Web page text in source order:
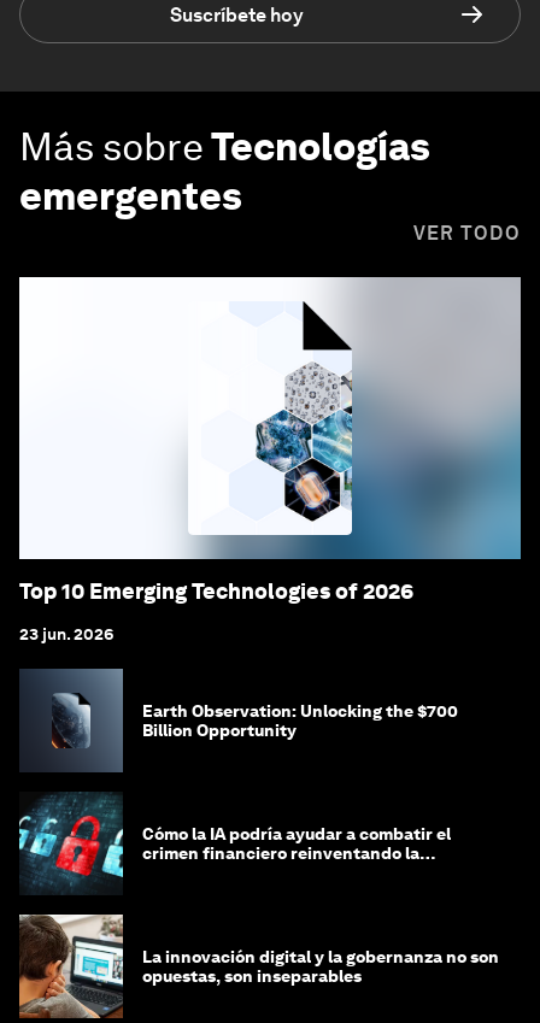
Suscríbete hoy
Más sobreTecnologías
emergentes
VER TODO
Top 10 Emerging Technologies of 2026
23 jun. 2026
Earth Observation: Unlocking the $700
Billion Opportunity
Cómo la IA podría ayudar a combatir el
crimen financiero reinventando la
La innovación digital y la gobernanza no son
opuestas, son inseparables